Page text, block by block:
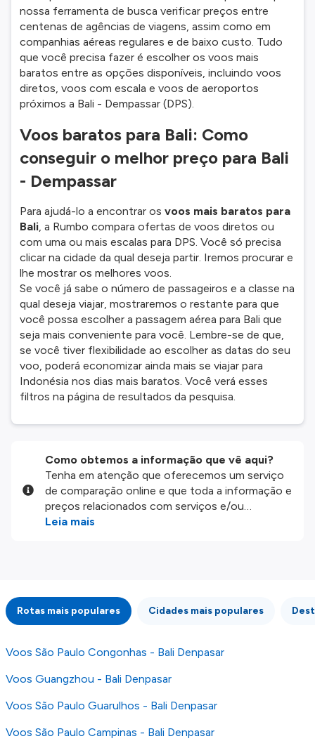
nossa ferramenta de busca verificar preços entre
centenas de agências de viagens, assim como em
companhias aéreas regulares e de baixo custo. Tudo
que você precisa fazer é escolher os voos mais
baratos entre as opções disponíveis, incluindo voos
diretos, voos com escala e voos de aeroportos
próximos a Bali - Dempassar (DPS).
Voos baratos para Bali: Como
conseguir o melhor preço para Bali
- Dempassar
Para ajudá-lo a encontrar os voos mais baratos para
Bali, a Rumbo compara ofertas de voos diretos ou
com uma ou mais escalas para DPS. Você só precisa
clicar na cidade da qual deseja partir. Iremos procurar e
lhe mostrar os melhores voos.
Se você já sabe o número de passageiros e a classe na
qual deseja viajar, mostraremos o restante para que
você possa escolher a passagem aérea para Bali que
seja mais conveniente para você. Lembre-se de que,
se você tiver flexibilidade ao escolher as datas do seu
voo, poderá economizar ainda mais se viajar para
Indonésia nos dias mais baratos. Você verá esses
filtros na página de resultados da pesquisa.
Como obtemos a informação que vê aqui?
Tenha em atenção que oferecemos um serviço
de comparação online e que toda a informação e
preços relacionados com serviços e/ou
produtos disponíveis no nosso website são
integridade ou pela precisão da informação
publicada, por isso verifique com atenção todas
as condições no website do parceiro antes de
fazer uma reserva. Para mais detalhes verifique
os nossosTermos e Condições.
Leia mais
Rotas mais populares Cidades mais populares
Voos São Paulo Congonhas - Bali Denpasar
Voos Guangzhou - Bali Denpasar
Voos São Paulo Guarulhos - Bali Denpasar
Voos São Paulo Campinas - Bali Denpasar